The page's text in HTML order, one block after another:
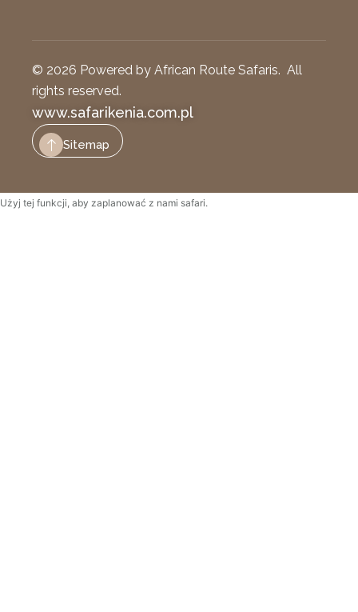
© 2026 Powered by African Route Safaris. All
rights reserved.
www.safarikenia.com.pl
Sitemap
Użyj tej funkcji, aby zaplanować z nami safari.